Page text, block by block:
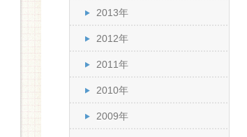
2013年
2012年
2011年
2010年
2009年